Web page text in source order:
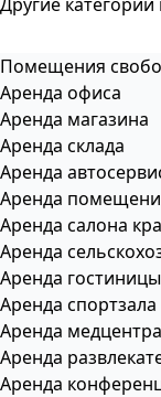
Помещения
Аренда офиса
Аренда магазина
Аренда склада
Аренда
Аренда
Аренда салона
Аренда
Аренда
Аренда спортзала
Аренда медцентра
Аренда
Аренда